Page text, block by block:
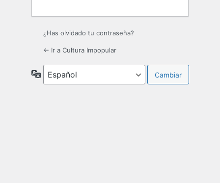
¿Has olvidado tu contraseña?
← Ir a Cultura Impopular
Idioma